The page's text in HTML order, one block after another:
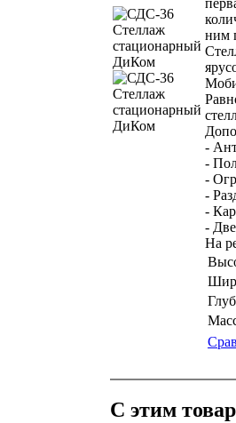
ним
-
-
-
-
-
-
На
С этим